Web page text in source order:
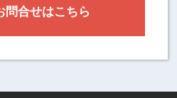
問合せはこちら